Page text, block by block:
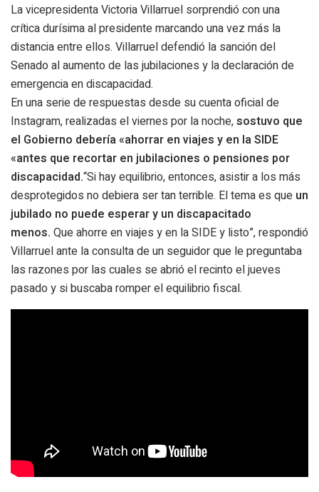
La vicepresidenta Victoria Villarruel sorprendió con una
crítica durísima al presidente marcando una vez más la
distancia entre ellos. Villarruel defendió la sanción del
Senado al aumento de las jubilaciones y la declaración de
emergencia en discapacidad.
En una serie de respuestas desde su cuenta oficial de
Instagram, realizadas el viernes por la noche,sostuvo que
el Gobierno debería «ahorrar en viajes y en la SIDE
«antes que recortar en jubilaciones o pensiones por
discapacidad.“Si hay equilibrio, entonces, asistir a los más
desprotegidos no debiera ser tan terrible. El tema es que un
jubilado no puede esperar y un discapacitado
menos. Que ahorre en viajes y en la SIDE y listo”, respondió
Villarruel ante la consulta de un seguidor que le preguntaba
las razones por las cuales se abrió el recinto el jueves
pasado y si buscaba romper el equilibrio fiscal.